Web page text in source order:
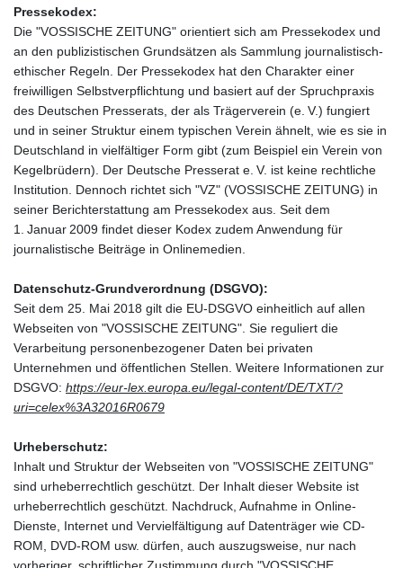
Pressekodex:
Die "VOSSISCHE ZEITUNG" orientiert sich am Pressekodex und
an den publizistischen Grundsätzen als Sammlung journalistisch-
ethischer Regeln. Der Pressekodex hat den Charakter einer
freiwilligen Selbstverpflichtung und basiert auf der Spruchpraxis
des Deutschen Presserats, der als Trägerverein (e. V.) fungiert
und in seiner Struktur einem typischen Verein ähnelt, wie es sie in
Deutschland in vielfältiger Form gibt (zum Beispiel ein Verein von
Kegelbrüdern). Der Deutsche Presserat e. V. ist keine rechtliche
Institution. Dennoch richtet sich "VZ" (VOSSISCHE ZEITUNG) in
seiner Berichterstattung am Pressekodex aus. Seit dem
1. Januar 2009 findet dieser Kodex zudem Anwendung für
journalistische Beiträge in Onlinemedien.
Datenschutz-Grundverordnung (DSGVO):
Seit dem 25. Mai 2018 gilt die EU-DSGVO einheitlich auf allen
Webseiten von "VOSSISCHE ZEITUNG". Sie reguliert die
Verarbeitung personenbezogener Daten bei privaten
Unternehmen und öffentlichen Stellen. Weitere Informationen zur
DSGVO: https://eur-lex.europa.eu/legal-content/DE/TXT/?
uri=celex%3A32016R0679
Urheberschutz:
Inhalt und Struktur der Webseiten von "VOSSISCHE ZEITUNG"
sind urheberrechtlich geschützt. Der Inhalt dieser Website ist
urheberrechtlich geschützt. Nachdruck, Aufnahme in Online-
Dienste, Internet und Vervielfältigung auf Datenträger wie CD-
ROM, DVD-ROM usw. dürfen, auch auszugsweise, nur nach